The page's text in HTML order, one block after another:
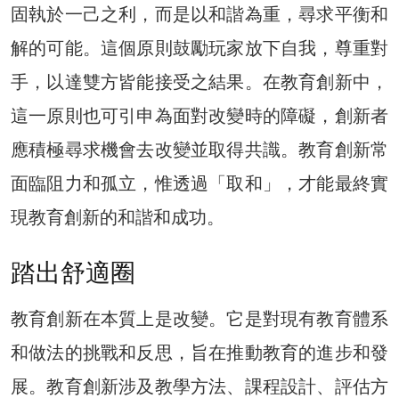
固執於一己之利，而是以和諧為重，尋求平衡和
解的可能。這個原則鼓勵玩家放下自我，尊重對
手，以達雙方皆能接受之結果。在教育創新中，
這一原則也可引申為面對改變時的障礙，創新者
應積極尋求機會去改變並取得共識。教育創新常
面臨阻力和孤立，惟透過「取和」，才能最終實
現教育創新的和諧和成功。
踏出舒適圈
教育創新在本質上是改變。它是對現有教育體系
和做法的挑戰和反思，旨在推動教育的進步和發
展。教育創新涉及教學方法、課程設計、評估方